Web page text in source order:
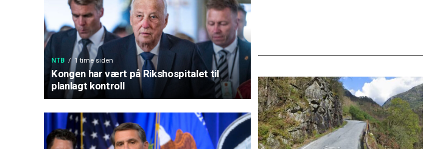
NTB 1 time siden
Kongen har vært på Rikshospitalet til
planlagt kontroll